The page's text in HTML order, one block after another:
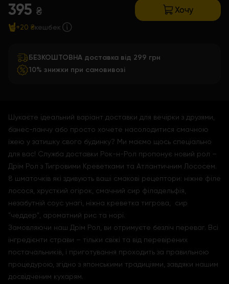
395 ₴ Хочу
+20 ₴кешбек
БЕЗКОШТОВНА доставка від 299 грн
10% знижки при самовивозі
Шукаєте ідеальний варіант доставки для вечірки з друзями,
бізнес-ланчу або просто хочете насолодитися смачною
їжею у затишку свого будинку? Ми маємо щось спеціально
для вас! Служба доставки Рок-н-Рол пропонує новий рол –
Дрім Рол з Тигровими Креветками та Атлантичним Лососем.
8 шматочків які здивують ваші смакові рецептори: ніжне філе
лосося, хрусткий огірок, смачний сир філадельфія,
незабутній соус унагі, ніжна креветка тигрова, сир
"чеддер", ароматний рис та норі.
Замовляючи наш Дрім Рол, ви отримуєте безліч переваг. Всі
інгредієнти страви – тільки свіжі та від перевірених
постачальників, і приготування проходить за правильною
процедурою, згідно з японськими традиціями, завдяки нашим
досвідченим кухарям.